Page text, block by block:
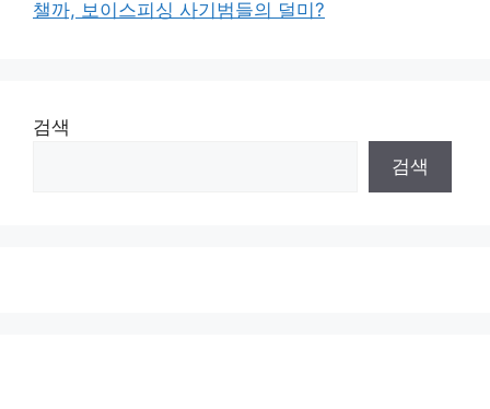
챌까, 보이스피싱 사기범들의 덜미?
검색
검색